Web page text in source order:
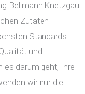
Bellmann Knetzgau
Zutaten
Standards
und
es darum geht, Ihre
wir nur die